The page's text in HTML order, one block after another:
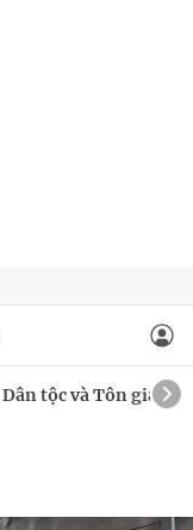
Dân tộc và Tôn giáo